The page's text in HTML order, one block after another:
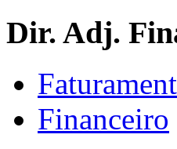
Dir. Adj.
Financeiro